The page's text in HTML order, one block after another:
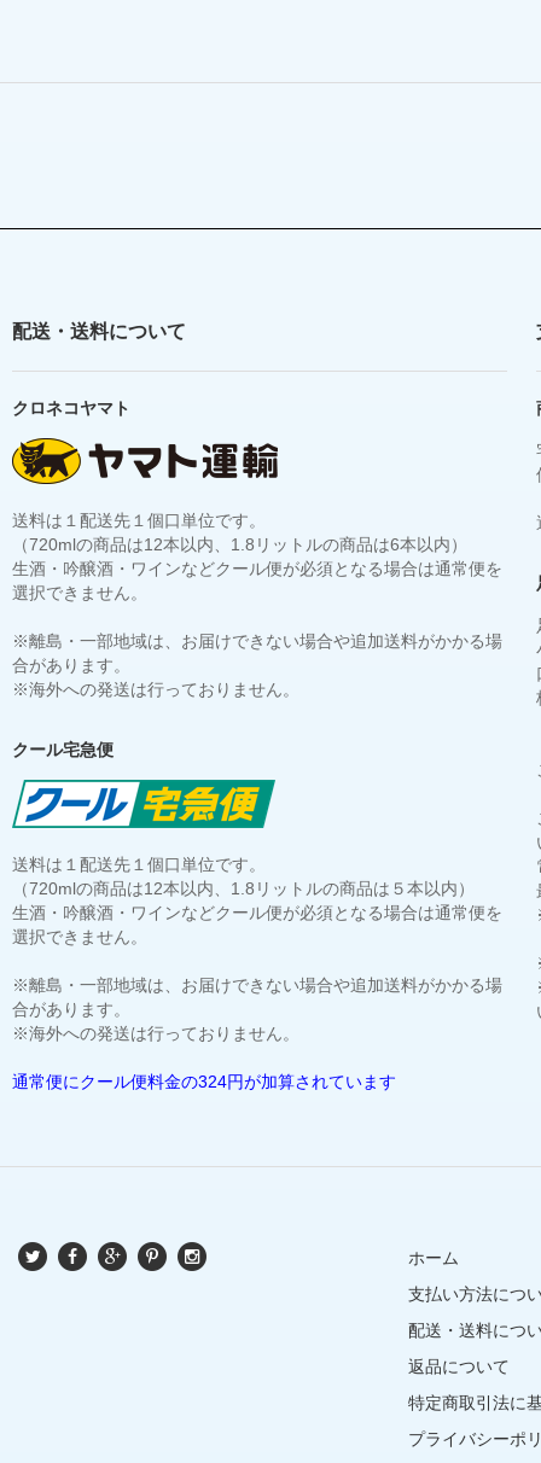
配送・送料について
クロネコヤマト
送料は１配送先１個口単位です。
（720mlの商品は12本以内、1.8リットルの商品は6本以内）
生酒・吟醸酒・ワインなどクール便が必須となる場合は通常便を
選択できません。
※離島・一部地域は、お届けできない場合や追加送料がかかる場
合があります。
※海外への発送は行っておりません。
クール宅急便
送料は１配送先１個口単位です。
（720mlの商品は12本以内、1.8リットルの商品は５本以内）
生酒・吟醸酒・ワインなどクール便が必須となる場合は通常便を
選択できません。
※離島・一部地域は、お届けできない場合や追加送料がかかる場
合があります。
※海外への発送は行っておりません。
通常便にクール便料金の324円が加算されています
ホーム
支払い方法につ
配送・送料につ
返品について
特定商取引法に
プライバシーポ